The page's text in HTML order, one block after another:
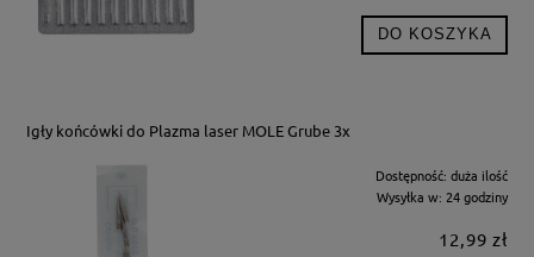
DO KOSZYKA
Igły końcówki do Plazma laser MOLE Grube 3x
Dostępność: duża ilość
Wysyłka w: 24 godziny
12,99 zł